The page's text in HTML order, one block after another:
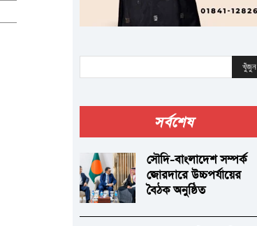
খুঁজুন
সর্বশেষ
সৌদি-বাংলাদেশ সম্পর্ক
জোরদারে উচ্চপর্যায়ের
বৈঠক অনুষ্ঠিত